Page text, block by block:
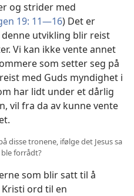
og strider med
19: 11—16) Det er
utvikling blir reist
Vi kan ikke vente annet
som setter seg på
med Guds myndighet i
har lidt under et dårlig
vil fra da av kunne vente
disse tronene, ifølge det Jesus sa
forrådt?
som blir satt til å
Kristi ord til en